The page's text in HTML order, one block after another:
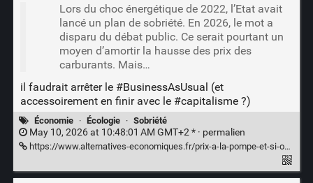
Lors du choc énergétique de 2022, l’Etat avait
lancé un plan de sobriété. En 2026, le mot a
disparu du débat public. Ce serait pourtant un
moyen d’amortir la hausse des prix des
carburants. Mais…
il faudrait arrêter le #BusinessAsUsual (et
accessoirement en finir avec le #capitalisme?)
Économie · Écologie · Sobriété
May 10, 2026 at 10:48:01 AM GMT+2 * · permalien
https://www.alternatives-economiques.fr/prix-a-la-pompe-et-si-on-reparlait-sobriete/00118480